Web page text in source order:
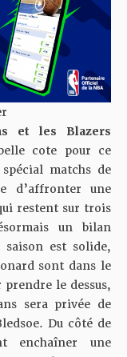
et les Blazers
cote pour ce
matchs de
d’affronter une
restent sur trois
un bilan
est solide,
sont dans le
le dessus,
sera privée de
Du côté de
enchaîner une